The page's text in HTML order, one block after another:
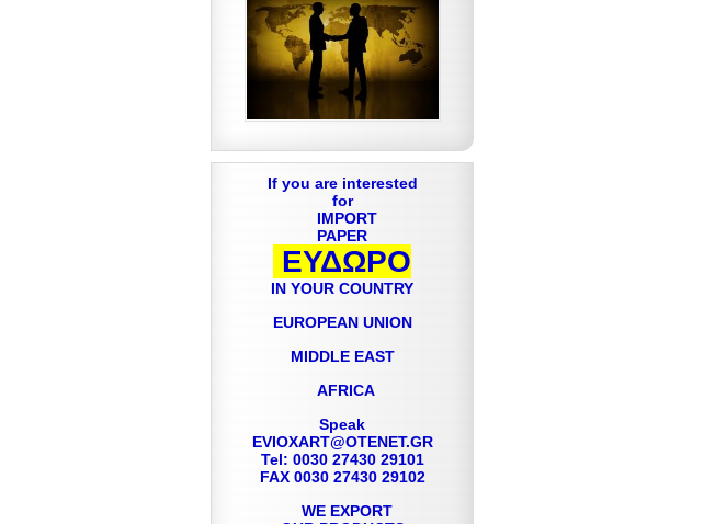
If you are interested
for
IMPORT
PAPER
ΕΥΔΩΡΟ
IN YOUR COUNTRY
EUROPEAN UNION
MIDDLE EAST
AFRICA
Speak
EVIOXART@OTENET.GR
Tel: 0030 27430 29101
FAX 0030 27430 29102
WE EXPORT